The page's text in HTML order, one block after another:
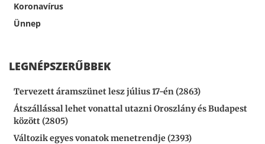
Koronavírus
Ünnep
LEGNÉPSZERŰBBEK
Tervezett áramszünet lesz július 17-én (2863)
Átszállással lehet vonattal utazni Oroszlány és Budapest
között (2805)
Változik egyes vonatok menetrendje (2393)